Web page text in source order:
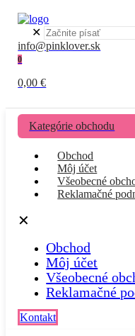
✕
info@pinklover.sk
0
0,00 €
Kategórie obchodu
Obchod
Môj účet
Všeobecné
Reklamačné
✕
Obchod
Môj účet
Všeobecné
Reklamačné
Kontakt